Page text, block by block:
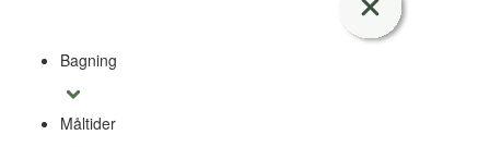
Bagning
Måltider